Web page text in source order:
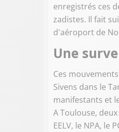
enregistrés ces
zadistes. Il fait
d'aéroport de
Une
Ces
Sivens dans le
manifestants et
A Toulouse,
EELV, le NPA, le